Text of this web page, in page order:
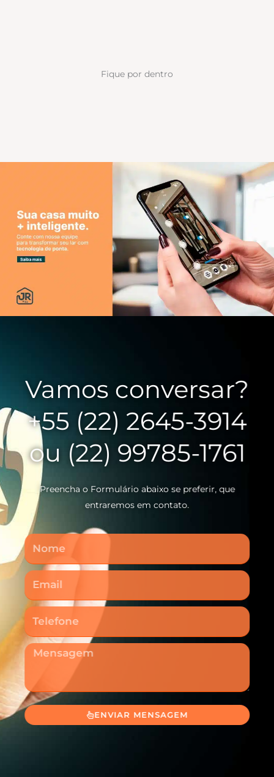
Fique por dentro
Vamos conversar?
+55 (22) 2645-3914
ou (22) 99785-1761
Preencha o Formulário abaixo se preferir, que
entraremos em contato.
Nome
Email
Telefone
Mensagem
ENVIAR MENSAGEM